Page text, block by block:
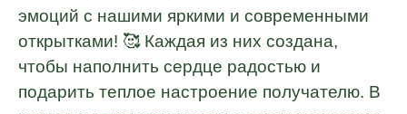
эмоций с нашими яркими и современными
открытками! 🥰 Каждая из них создана,
чтобы наполнить сердце радостью и
подарить теплое настроение получателю. В